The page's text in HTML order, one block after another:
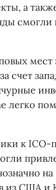
а
смогли
мест
счет
легко
к ICO-
из США и